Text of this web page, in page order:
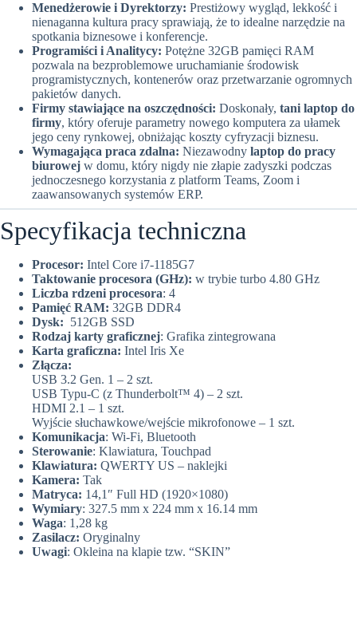
Menedżerowie i Dyrektorzy: Prestiżowy wygląd, lekkość i
nienaganna kultura pracy sprawiają, że to idealne narzędzie na
spotkania biznesowe i konferencje.
Programiści i Analitycy: Potężne 32GB pamięci RAM
pozwala na bezproblemowe uruchamianie środowisk
programistycznych, kontenerów oraz przetwarzanie ogromnych
pakietów danych.
Firmy stawiające na oszczędności: Doskonały, tani laptop do
firmy, który oferuje parametry nowego komputera za ułamek
jego ceny rynkowej, obniżając koszty cyfryzacji biznesu.
Wymagająca praca zdalna: Niezawodny laptop do pracy
biurowej w domu, który nigdy nie złapie zadyszki podczas
jednoczesnego korzystania z platform Teams, Zoom i
zaawansowanych systemów ERP.
Specyfikacja techniczna
Procesor: Intel Core i7-1185G7
Taktowanie procesora (GHz): w trybie turbo 4.80 GHz
Liczba rdzeni procesora: 4
Pamięć RAM: 32GB DDR4
Dysk: 512GB SSD
Rodzaj karty graficznej: Grafika zintegrowana
Karta graficzna: Intel Iris Xe
Złącza:
USB 3.2 Gen. 1 – 2 szt.
USB Typu-C (z Thunderbolt™ 4) – 2 szt.
HDMI 2.1 – 1 szt.
Wyjście słuchawkowe/wejście mikrofonowe – 1 szt.
Komunikacja: Wi-Fi, Bluetooth
Sterowanie: Klawiatura, Touchpad
Klawiatura: QWERTY US – naklejki
Kamera: Tak
Matryca: 14,1″ Full HD (1920×1080)
Wymiary: 327.5 mm x 224 mm x 16.14 mm
Waga: 1,28 kg
Zasilacz: Oryginalny
Uwagi: Okleina na klapie tzw. “SKIN”